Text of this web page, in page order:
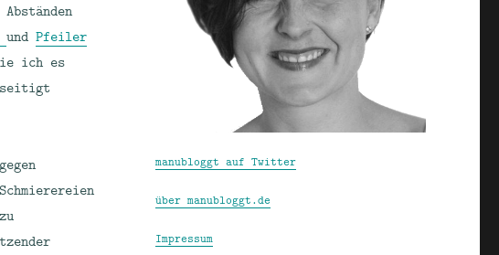
und Pfeiler
ich es
manubloggt auf Twitter
über manubloggt.de
Impressum